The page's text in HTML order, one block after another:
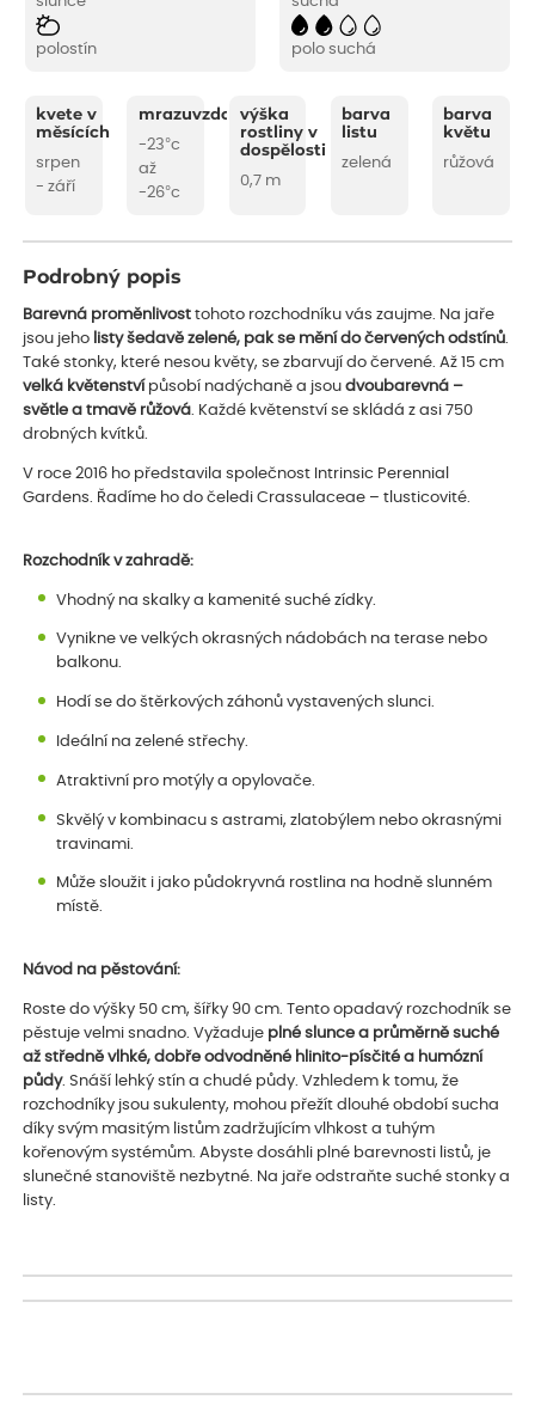
polostín polo suchá
kvete v
měsících
srpen
- září
mrazuvzdornost
-23°c
až
-26°c
výška
rostliny v
dospělosti
0,7 m
barva
listu
zelená
barva
květu
růžová
Podrobný popis
Barevná proměnlivost tohoto rozchodníku vás zaujme. Na jaře
jsou jeho listy šedavě zelené, pak se mění do červených odstínů.
Také stonky, které nesou květy, se zbarvují do červené. Až 15 cm
velká květenství působí nadýchaně a jsoudvoubarevná –
světle a tmavě růžová. Každé květenství se skládá z asi 750
drobných kvítků.
V roce 2016 ho představila společnost Intrinsic Perennial
Gardens. Řadíme ho do čeledi Crassulaceae – tlusticovité.
Rozchodník v zahradě:
Vhodný na skalky a kamenité suché zídky.
Vynikne ve velkých okrasných nádobách na terase nebo
balkonu.
Hodí se do štěrkových záhonů vystavených slunci.
Ideální na zelené střechy.
Atraktivní pro motýly a opylovače.
Skvělý v kombinacu s astrami, zlatobýlem nebo okrasnými
travinami.
Může sloužit i jako půdokryvná rostlina na hodně slunném
místě.
Návod na pěstování:
Roste do výšky 50 cm, šířky 90 cm. Tento opadavý rozchodník se
pěstuje velmi snadno. Vyžaduje plné slunce a průměrně suché
až středně vlhké, dobře odvodněné hlinito-písčité a humózní
půdy. Snáší lehký stín a chudé půdy. Vzhledem k tomu, že
rozchodníky jsou sukulenty, mohou přežít dlouhé období sucha
díky svým masitým listům zadržujícím vlhkost a tuhým
kořenovým systémům. Abyste dosáhli plné barevnosti listů, je
slunečné stanoviště nezbytné. Na jaře odstraňte suché stonky a
listy.